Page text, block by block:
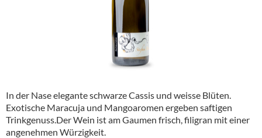
Hygieneartikel & Desinfektion
In der Nase elegante schwarze Cassis und weisse Blüten.
Exotische Maracuja und Mangoaromen ergeben saftigen
Trinkgenuss.Der Wein ist am Gaumen frisch, filigran mit einer
angenehmen Würzigkeit.